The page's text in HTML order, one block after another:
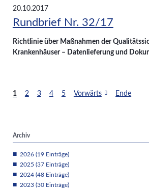
20.10.2017
Rundbrief Nr. 32/17
Richtlinie über Maßnahmen der
Krankenhäuser – Datenlieferung und
1 2 3 4 5 Vorwärts Ende
Archiv
2026 (19 Einträge)
2025 (37 Einträge)
2024 (48 Einträge)
2023 (30 Einträge)